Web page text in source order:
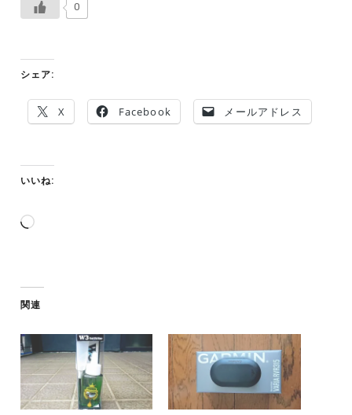
0
シェア:
X Facebook メールアドレス
いいね:
読
中…
関連